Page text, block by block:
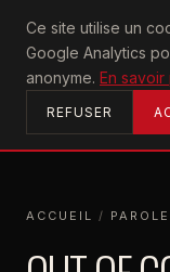
Ce site utilise un
Google Analytics
anonyme. En savoir
REFUSER
U2achtung
ACCUEIL
ACCUEIL /